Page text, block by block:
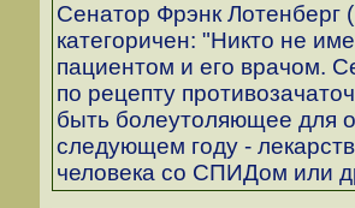
Сенатор Фрэнк
категоричен: "Никто не
пациентом и его врачом.
по рецепту
быть болеутоляющее для
следующем году -
человека со СПИДом или